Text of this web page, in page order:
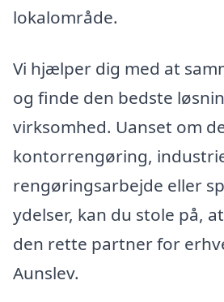
lokalområde.
Vi hjælper dig med at
og finde den bedste
virksomhed. Uanset om
kontorrengøring,
rengøringsarbejde eller
ydelser, kan du stole på,
den rette partner for
Aunslev.